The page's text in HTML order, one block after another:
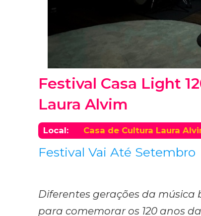
Festival Casa Light
Laura Alvim
Local: Casa de Cultura Laura
Festival Vai Até Setembro
Diferentes gerações da
para comemorar os 120 anos